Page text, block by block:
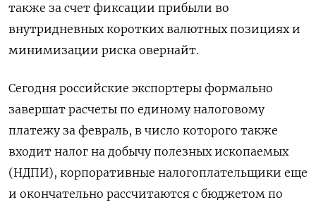
также за счет фиксации прибыли во
внутридневных коротких валютных позициях и
минимизации риска овернайт.
Сегодня российские экспортеры формально
завершат расчеты по единому налоговому
платежу за февраль, в число которого также
входит налог на добычу полезных ископаемых
(НДПИ), корпоративные налогоплательщики еще
и окончательно рассчитаются с бюджетом по